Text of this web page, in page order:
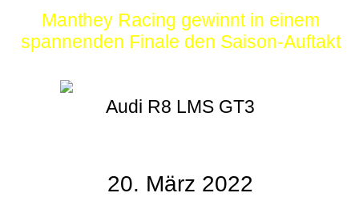
Manthey Racing gewinnt in einem
spannenden Finale den Saison-Auftakt
Audi R8 LMS GT3
20. März 2022